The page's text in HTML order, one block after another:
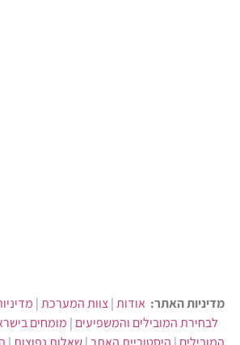
מדיניות האתר: אודות|צוות המערכת|
לבחירת המובילים והמשפיעים | מומחים